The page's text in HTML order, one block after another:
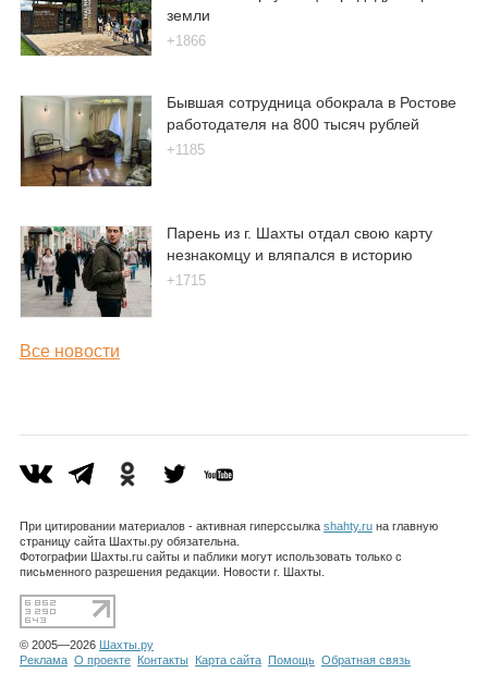
земли
+1866
Бывшая сотрудница обокрала в Ростове
работодателя на 800 тысяч рублей
+1185
Парень из г. Шахты отдал свою карту
незнакомцу и вляпался в историю
+1715
Все новости
При цитировании материалов - активная гиперссылка shahty.ruна главную
страницу сайта Шахты.ру обязательна.
Фотографии Шахты.ru сайты и паблики могут использовать только с
письменного разрешения редакции. Новости г. Шахты.
© 2005—2026 Шахты.ру
Реклама О проекте Контакты Карта сайта Помощь Обратная связь